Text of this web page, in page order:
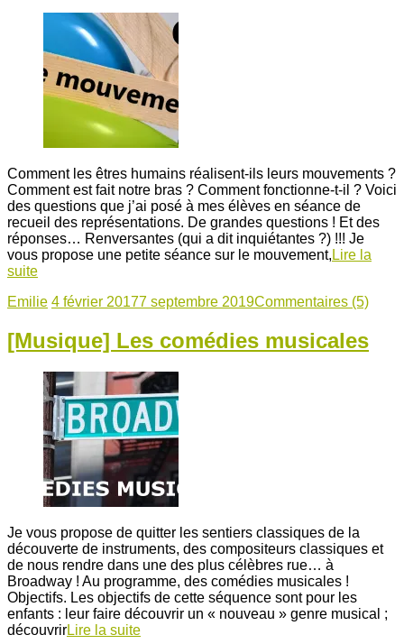
Comment les êtres humains réalisent-ils leurs mouvements ?
Comment est fait notre bras ? Comment fonctionne-t-il ? Voici
des questions que j’ai posé à mes élèves en séance de
recueil des représentations. De grandes questions ! Et des
réponses… Renversantes (qui a dit inquiétantes ?) !!! Je
vous propose une petite séance sur le mouvement, Lire la
suite
Emilie 4 février 20177 septembre 2019Commentaires (5)
[Musique] Les comédies musicales
Je vous propose de quitter les sentiers classiques de la
découverte de instruments, des compositeurs classiques et
de nous rendre dans une des plus célèbres rue… à
Broadway ! Au programme, des comédies musicales !
Objectifs. Les objectifs de cette séquence sont pour les
enfants : leur faire découvrir un « nouveau » genre musical ;
découvrirLire la suite